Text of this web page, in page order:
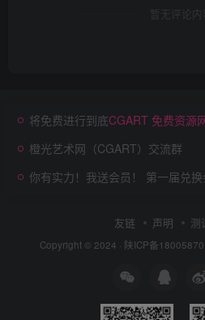
暂无评论内
将免费进行到底CGART 免费资源
橙光艺术网（CGART）交流群
你有实力！我送会员！ 第一届兑
友链 声明 测
Copyright © 2024 · 陕ICP备